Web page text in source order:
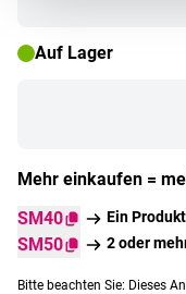
Auf Lager
Mehr einkaufen =
SM40
Ein
SM50 2 oder
Bitte beachten Sie: Dieses